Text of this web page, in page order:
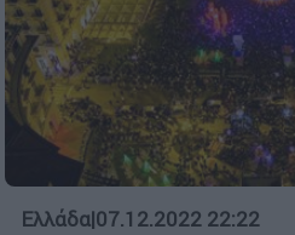
Ελλάδα|07.12.2022 22:22